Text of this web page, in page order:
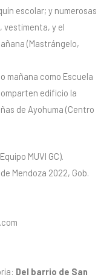
escolar; y numerosas
vestimenta, y el
(Mastrángelo,
mañana como Escuela
edificio la
de Ayohuma (Centro
MUVI GC).
Mendoza 2022, Gob.
Del barrio de San